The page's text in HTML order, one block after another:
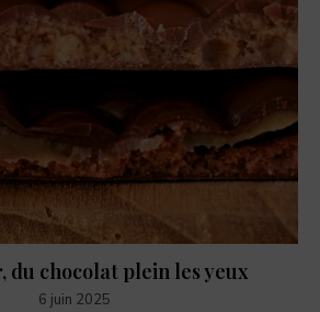
du chocolat plein les yeux
6 juin 2025